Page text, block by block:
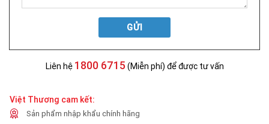
GỬI
Liên hệ 1800 6715 (Miễn phí) để được tư vấn
Việt Thương cam kết:
Sản phẩm nhập khẩu chính hãng